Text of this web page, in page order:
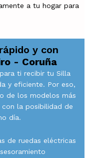
a tu hogar para
y con
- Coruña
ti recibir tu Silla
y eficiente. Por eso,
de los modelos más
la posibilidad de
día.
de ruedas eléctricas